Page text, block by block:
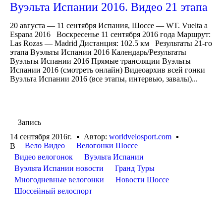
Вуэльта Испании 2016. Видео 21 этапа
20 августа — 11 сентября Испания, Шоссе — WT. Vuelta a
Espana 2016 Воскресенье 11 сентября 2016 года Маршрут:
Las Rozas — Madrid Дистанция: 102.5 км Результаты 21-го
этапа Вуэльты Испании 2016 Календарь/Результаты
Вуэльты Испании 2016 Прямые трансляции Вуэльты
Испании 2016 (смотреть онлайн) Видеоархив всей гонки
Вуэльта Испании 2016 (все этапы, интервью, завалы)...
Запись
14 сентября 2016г.
Автор: worldvelosport.com
В
Вело Видео
Велогонки Шоссе
Видео велогонок
Вуэльта Испании
Вуэльта Испании новости
Гранд Туры
Многодневные велогонки
Новости Шоссе
Шоссейный велоспорт